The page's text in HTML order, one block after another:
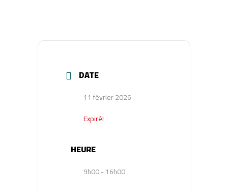
DATE
11 février 2026
Expiré!
HEURE
9h00 - 16h00